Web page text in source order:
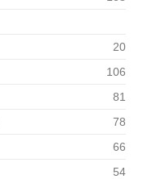
20
106
81
78
66
54